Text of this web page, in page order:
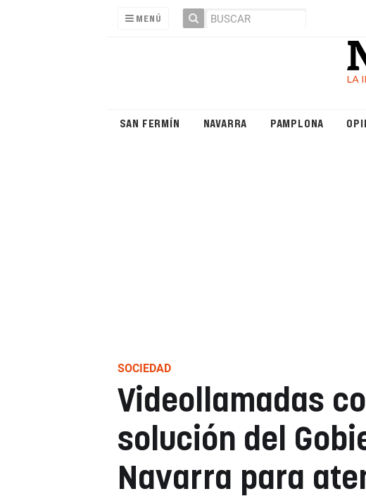
MENÚ
SAN FERMÍN NAVARRA PAMPLONA
SOCIEDAD
Videollamadas
solución del
Navarra para